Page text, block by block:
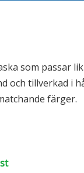
som passar
och tillverkad i
färger.